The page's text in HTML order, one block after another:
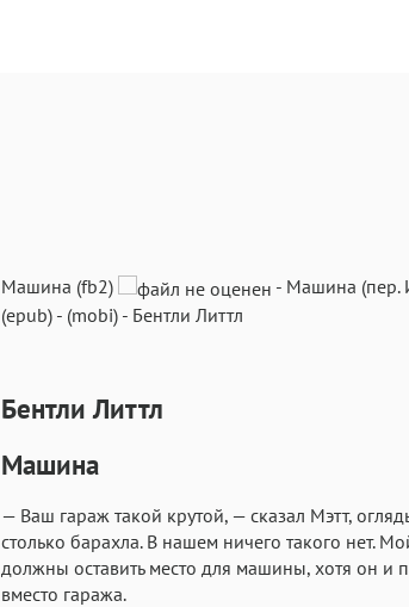
Аа
Roboto
Аа
Garamond
Машина (fb2) - Машина (пер.
(epub) - (mobi) - Бентли Литтл
Бентли Литтл
Машина
— Ваш гараж такой крутой, — сказал Мэтт,
столько барахла. В нашем ничего такого нет.
должны оставить место для машины, хотя он и
вместо гаража.